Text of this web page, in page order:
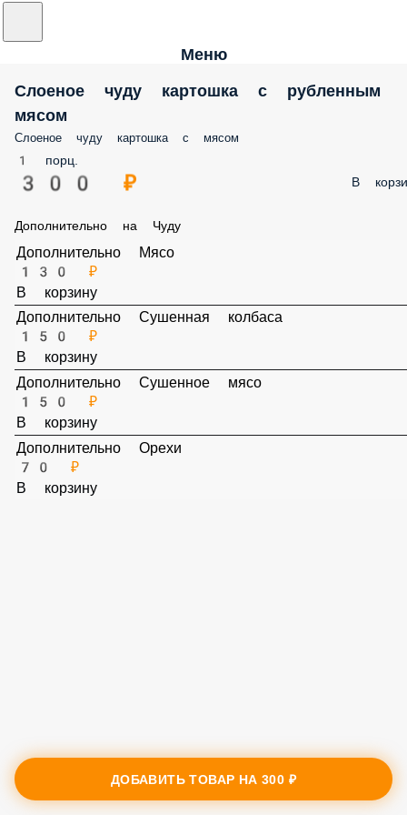
Меню
Слоеное чуду картошка с рубленным
мясом
Слоеное чуду картошка с мясом
1 порц.
300 ₽ В
Дополнительно на Чуду
Дополнительно Мясо
130 ₽
В корзину
Дополнительно Сушенная колбаса
150 ₽
В корзину
Дополнительно Сушенное мясо
150 ₽
В корзину
Дополнительно Орехи
ДОБАВИТЬ ТОВАР НА300 ₽